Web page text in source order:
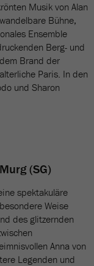
Musik von Alan
Bühne,
Ensemble
Berg- und
Brand der
Paris. In den
und Sharon
(SG)
spektakuläre
Weise
des glitzernden
Anna von
Legenden und